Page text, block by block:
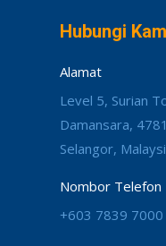
Hubungi
Alamat
Level 5, Surian
Damansara,
Selangor,
Nombor Telefon
+603 7839 7000